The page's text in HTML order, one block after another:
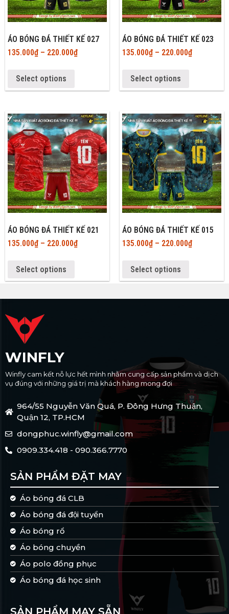
ÁO BÓNG ĐÁ THIẾT KẾ 027
135.000₫– 220.000₫
Select options
ÁO BÓNG ĐÁ THIẾT KẾ 023
135.000₫– 220.000₫
Select options
ÁO BÓNG ĐÁ THIẾT KẾ 021
135.000₫– 220.000₫
Select options
ÁO BÓNG ĐÁ THIẾT KẾ 015
135.000₫– 220.000₫
Select options
WINFLY
Winfly cam kết nỗ lực hết mình nhằm cung cấp sản phẩm và dịch
vụ đúng với những giá trị mà khách hàng mong đợi
964/55 Nguyễn Văn Quá, P. Đông Hưng Thuận,
Quận 12, TP.HCM
dongphuc.winfly@gmail.com
0909.334.418 - 090.366.7770
SẢN PHẨM ĐẶT MAY
Áo bóng đá CLB
Áo bóng đá đội tuyển
Áo bóng rổ
Áo bóng chuyền
Áo polo đồng phục
Áo bóng đá học sinh
SẢN PHẨM MAY SẴN